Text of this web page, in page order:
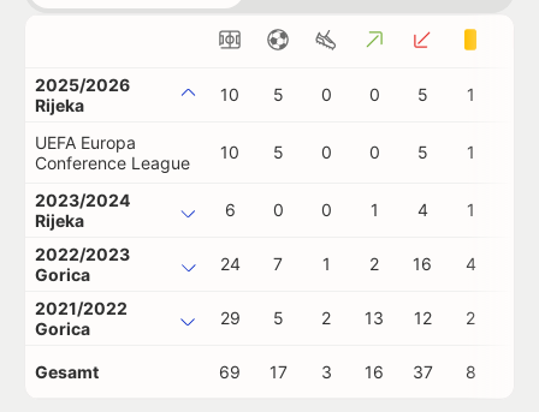
2025/2026
Rijeka
10 5 0 0 5 1
UEFA Europa
Conference League
10 5 0 0 5 1
2023/2024
Rijeka
6 0 0 1 4 1
2022/2023
Gorica
24 7 1 2 16 4
2021/2022
Gorica
29 5 2 13 12 2
Gesamt 69 17 3 16 37 8